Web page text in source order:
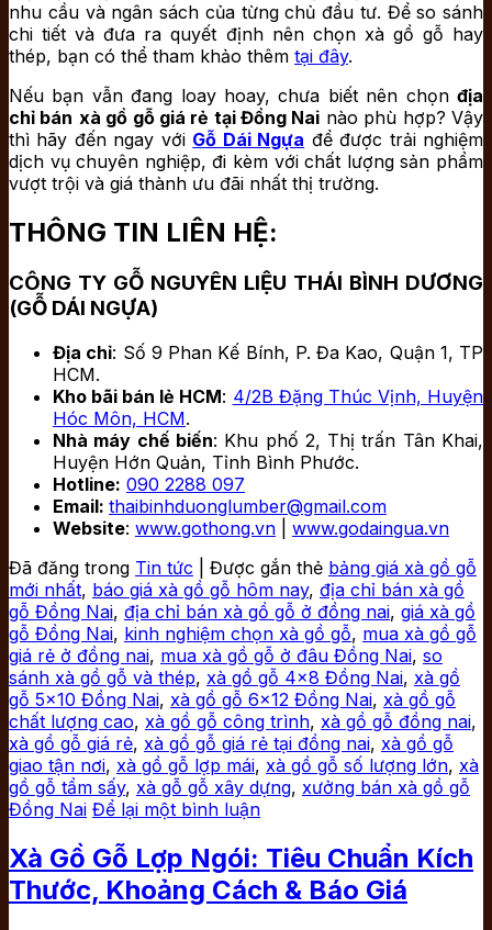
nhu cầu và ngân sách của từng chủ đầu tư. Để so sánh
chi tiết và đưa ra quyết định nên chọn xà gồ gỗ hay
thép, bạn có thể tham khảo thêm tại đây.
Nếu bạn vẫn đang loay hoay, chưa biết nên chọn địa
chỉ bán xà gồ gỗ giá rẻ tại Đồng Nai nào phù hợp? Vậy
thì hãy đến ngay với Gỗ Dái Ngựa để được trải nghiệm
dịch vụ chuyên nghiệp, đi kèm với chất lượng sản phẩm
vượt trội và giá thành ưu đãi nhất thị trường.
THÔNG TIN LIÊN HỆ:
CÔNG TY GỖ NGUYÊN LIỆU THÁI BÌNH DƯƠNG
(GỖ DÁI NGỰA)
Địa chỉ: Số 9 Phan Kế Bính, P. Đa Kao, Quận 1, TP
HCM.
Kho bãi bán lẻ HCM: 4/2B Đặng Thúc Vịnh, Huyện
Hóc Môn, HCM.
Nhà máy chế biến: Khu phố 2, Thị trấn Tân Khai,
Huyện Hớn Quản, Tỉnh Bình Phước.
Hotline: 090 2288 097
Email: thaibinhduonglumber@gmail.com
Website: www.gothong.vn
www.godaingua.vn
Đã đăng trong Tin tức Được gắn thẻ bảng giá xà gồ gỗ
mới nhất, báo giá xà gồ gỗ hôm nay, địa chỉ bán xà gồ
gỗ Đồng Nai, địa chỉ bán xà gồ gỗ ở đồng nai, giá xà gồ
gỗ Đồng Nai, kinh nghiệm chọn xà gồ gỗ, mua xà gồ gỗ
giá rẻ ở đồng nai, mua xà gồ gỗ ở đâu Đồng Nai, so
sánh xà gồ gỗ và thép, xà gồ gỗ 4x8 Đồng Nai, xà gồ
gỗ 5x10 Đồng Nai, xà gồ gỗ 6x12 Đồng Nai, xà gồ gỗ
chất lượng cao, xà gồ gỗ công trình, xà gồ gỗ đồng nai,
xà gồ gỗ giá rẻ, xà gồ gỗ giá rẻ tại đồng nai, xà gồ gỗ
giao tận nơi, xà gồ gỗ lợp mái, xà gồ gỗ số lượng lớn, xà
gồ gỗ tẩm sấy, xà gỗ gỗ xây dựng, xưởng bán xà gồ gỗ
Đồng Nai Để lại một bình luận
Xà Gồ Gỗ Lợp Ngói: Tiêu Chuẩn Kích
Thước, Khoảng Cách & Báo Giá